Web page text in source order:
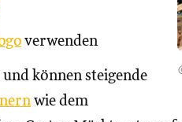
verwenden
können steigende
wie dem